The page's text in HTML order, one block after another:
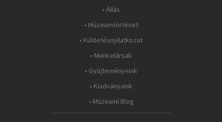
• Állás
• Múzeumtörténet
• Küldetésnyilatkozat
• Munkatársak
• Gyűjteményeink
• Kiadványaink
• Múzeumi Blog